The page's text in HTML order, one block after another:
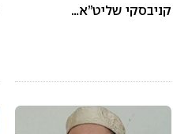
קניבסקי שליט”א…